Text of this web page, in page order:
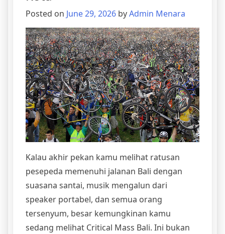
Posted on June 29, 2026 byAdmin Menara
Kalau akhir pekan kamu melihat ratusan
pesepeda memenuhi jalanan Bali dengan
suasana santai, musik mengalun dari
speaker portabel, dan semua orang
tersenyum, besar kemungkinan kamu
sedang melihat Critical Mass Bali. Ini bukan